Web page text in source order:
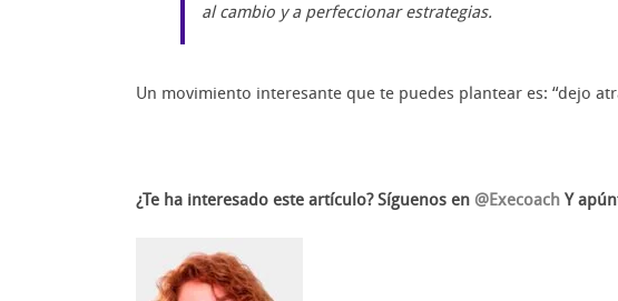
al cambio y a perfeccionar estrategias.
Un movimiento interesante que te puedes plantear es: “dejo
¿Te ha interesado este artículo? Síguenos en @Execoach Y